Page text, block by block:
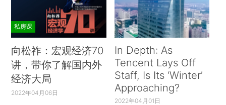
私房课
向松祚：宏观经济70
讲，带你了解国内外
经济大局
2022年04月06日
In Depth: As
Tencent Lays Off
Staff, Is Its ‘Winter’
Approaching?
2022年04月01日